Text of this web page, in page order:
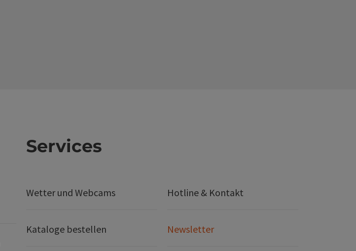
Services
Wetter und Webcams Hotline & Kontakt
Kataloge bestellen Newsletter